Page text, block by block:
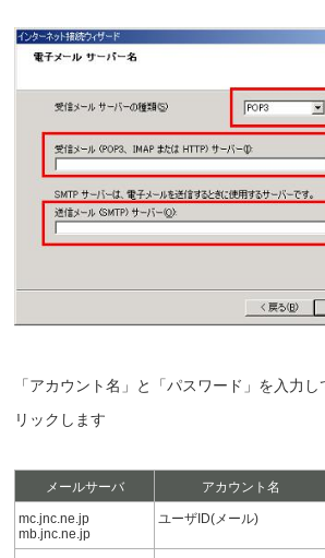
「アカウント名」と「パスワード」を入力
リックします
メールサーバ アカウント名
mc.jnc.ne.jp
mb.jnc.ne.jp
ユーザID(メール)